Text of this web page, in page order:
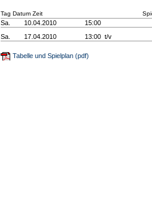
Tag Datum Zeit
Sa. 10.04.2010
15:00
Sa.
17.04.2010 13:00 t/v
Tabelle und Spielplan (pdf)